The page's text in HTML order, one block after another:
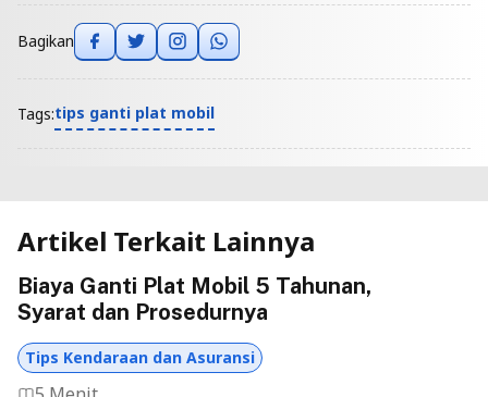
Bagikan
Tags:tips ganti plat mobil
Artikel Terkait Lainnya
Biaya Ganti Plat Mobil 5 Tahunan,
Syarat dan Prosedurnya
Tips Kendaraan dan Asuransi